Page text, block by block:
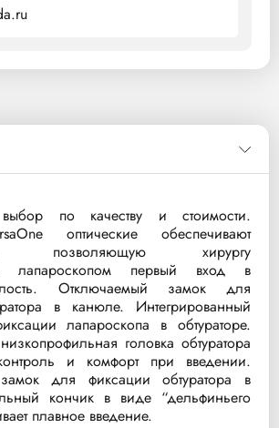
по качеству и стоимости.
оптические обеспечивают
позволяющую хирургу
лапароскопом первый вход в
Отключаемый замок для
в канюле. Интегрированный
лапароскопа в обтураторе.
головка обтуратора
и комфорт при введении.
для фиксации обтуратора в
кончик в виде “дельфиньего
плавное введение.